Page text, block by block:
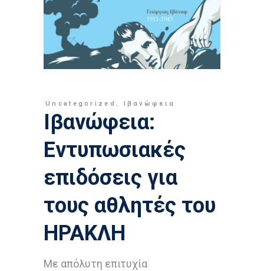
Uncategorized , Ιβανώφεια
Ιβανώφεια:
Εντυπωσιακές
επιδόσεις για
τους αθλητές του
ΗΡΑΚΛΗ
Με απόλυτη επιτυχία